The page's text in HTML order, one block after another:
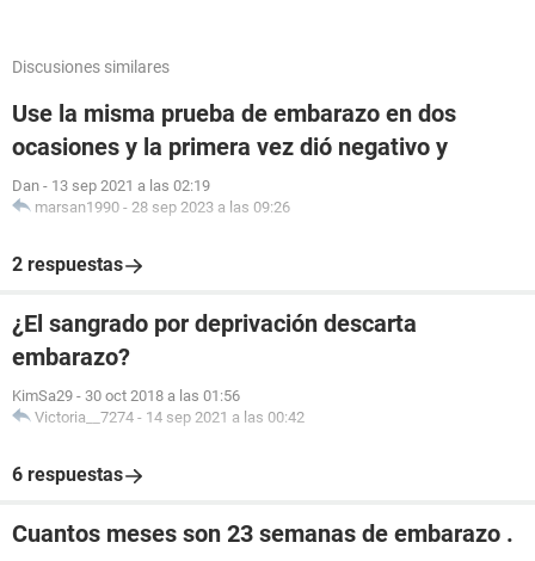
Discusiones similares
Use la misma prueba de embarazo en dos
ocasiones y la primera vez dió negativo y
Dan - 13 sep 2021 a las 02:19
marsan1990 - 28 sep 2023 a las 09:26
2 respuestas
¿El sangrado por deprivación descarta
embarazo?
KimSa29 - 30 oct 2018 a las 01:56
Victoria__7274 - 14 sep 2021 a las 00:42
6 respuestas
Cuantos meses son 23 semanas de embarazo .